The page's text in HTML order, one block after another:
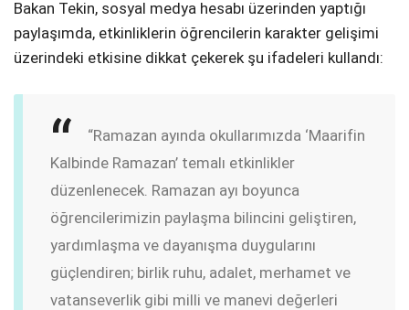
Bakan Tekin, sosyal medya hesabı üzerinden yaptığı
paylaşımda, etkinliklerin öğrencilerin karakter gelişimi
üzerindeki etkisine dikkat çekerek şu ifadeleri kullandı:
“Ramazan ayında okullarımızda ‘Maarifin
Kalbinde Ramazan’ temalı etkinlikler
düzenlenecek. Ramazan ayı boyunca
öğrencilerimizin paylaşma bilincini geliştiren,
yardımlaşma ve dayanışma duygularını
güçlendiren; birlik ruhu, adalet, merhamet ve
vatanseverlik gibi milli ve manevi değerleri